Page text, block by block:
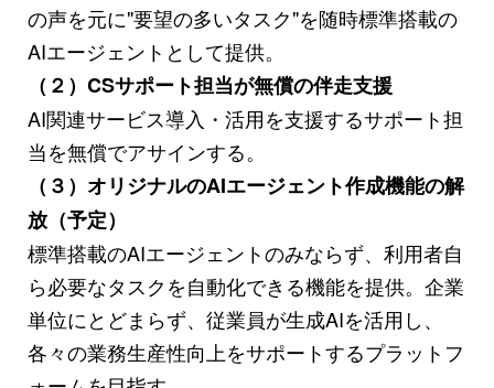
の声を元に"要望の多いタスク"を随時標準搭載の
AIエージェントとして提供。
（２）CSサポート担当が無償の伴走支援
AI関連サービス導入・活用を支援するサポート担
当を無償でアサインする。
（３）オリジナルのAIエージェント作成機能の解
放（予定）
標準搭載のAIエージェントのみならず、利用者自
ら必要なタスクを自動化できる機能を提供。企業
単位にとどまらず、従業員が生成AIを活用し、
各々の業務生産性向上をサポートするプラットフ